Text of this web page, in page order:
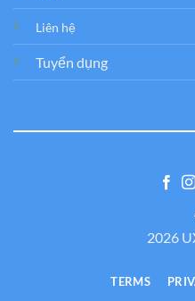
Liên hệ
Tuyển dụng
2026
TERMS